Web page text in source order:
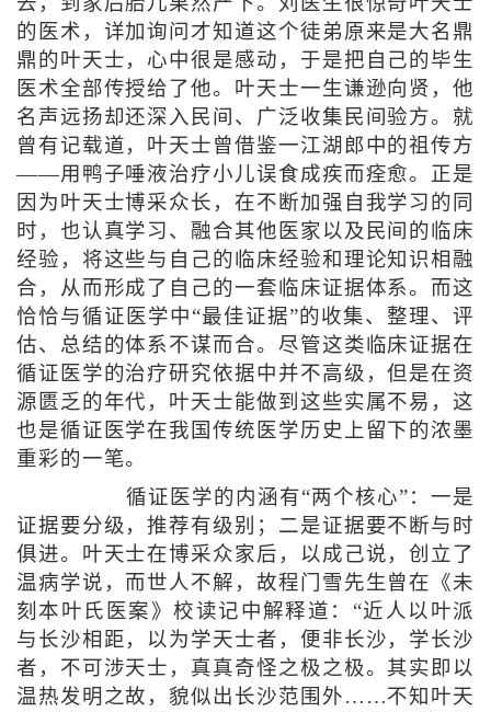
的医术，详加询问才知道这个徒弟原来是大名鼎
鼎的叶天士，心中很是感动，于是把自己的毕生
医术全部传授给了他。叶天士一生谦逊向贤，他
名声远扬却还深入民间、广泛收集民间验方。就
曾有记载道，叶天士曾借鉴一江湖郎中的祖传方
——用鸭子唾液治疗小儿误食成疾而痊愈。正是
因为叶天士博采众长，在不断加强自我学习的同
时，也认真学习、融合其他医家以及民间的临床
经验，将这些与自己的临床经验和理论知识相融
合，从而形成了自己的一套临床证据体系。而这
恰恰与循证医学中“最佳证据”的收集、整理、评
估、总结的体系不谋而合。尽管这类临床证据在
循证医学的治疗研究依据中并不高级，但是在资
源匮乏的年代，叶天士能做到这些实属不易，这
也是循证医学在我国传统医学历史上留下的浓墨
重彩的一笔。
循证医学的内涵有“两个核心”：一是
证据要分级，推荐有级别；二是证据要不断与时
俱进。叶天士在博采众家后，以成己说，创立了
温病学说，而世人不解，故程门雪先生曾在《未
刻本叶氏医案》校读记中解释道：“近人以叶派
与长沙相距，以为学天士者，便非长沙，学长沙
者，不可涉天士，真真奇怪之极之极。其实即以
温热发明之故，貌似出长沙范围外……不知叶天